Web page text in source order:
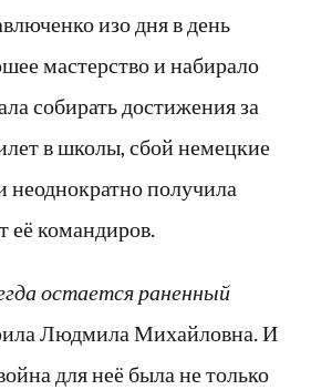
изо дня в день
мастерство и набирало
собирать достижения за
в школы, сбой немецкие
неоднократно получила
её командиров.
остается раненный
Людмила Михайловна. И
для неё была не только